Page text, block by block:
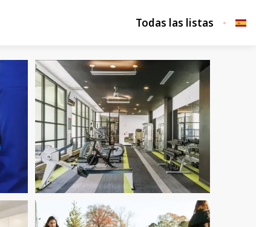
Todas las listas